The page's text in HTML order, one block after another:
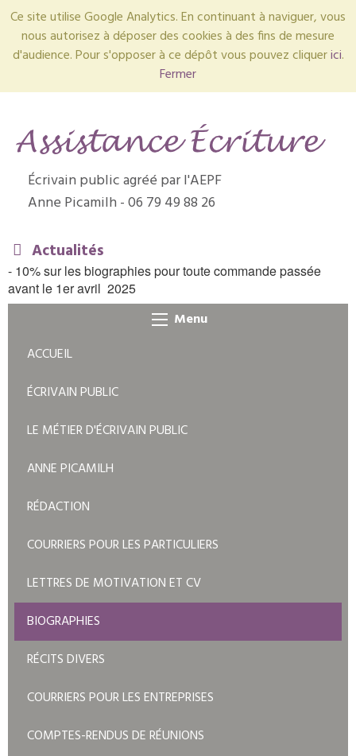
Ce site utilise Google Analytics. En continuant à naviguer, vous
nous autorisez à déposer des cookies à des fins de mesure
d'audience. Pour s'opposer à ce dépôt vous pouvez cliquerici.
Fermer
Écrivain public agréé par l'AEPF
Anne Picamilh - 06 79 49 88 26
Actualités
- 10% sur les biographies pour toute commande passée
avant le 1er avril 2025
Menu
ACCUEIL
ÉCRIVAIN PUBLIC
LE MÉTIER D'ÉCRIVAIN PUBLIC
ANNE PICAMILH
RÉDACTION
COURRIERS POUR LES PARTICULIERS
LETTRES DE MOTIVATION ET CV
BIOGRAPHIES
RÉCITS DIVERS
COURRIERS POUR LES ENTREPRISES
COMPTES-RENDUS DE RÉUNIONS